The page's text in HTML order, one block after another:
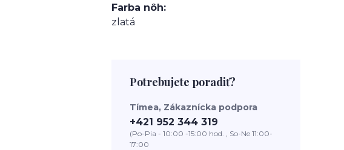
Farba nôh
zlatá
Potrebujete poradiť?
Tímea, Zákaznícka podpora
+421 952 344 319
(Po-Pia - 10:00 -15:00 hod. , So-Ne 11:00-
17:00